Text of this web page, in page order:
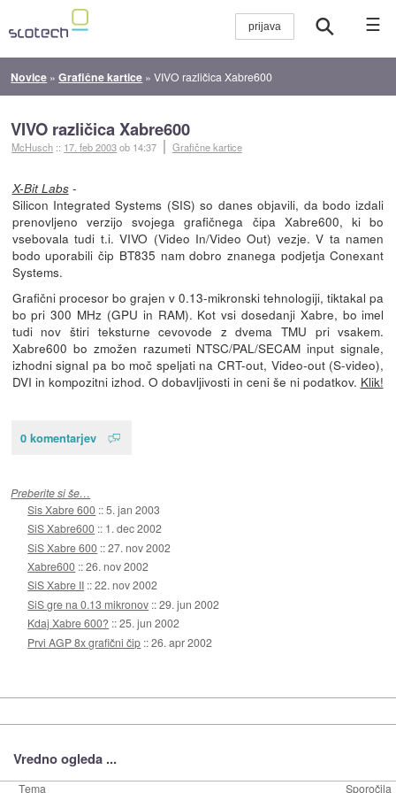
☰
Novice »Grafične kartice »VIVO različica Xabre600
VIVO različica Xabre600
McHusch :: 17. feb 2003ob 14:37 Grafične kartice
X-Bit Labs-
Silicon Integrated Systems (SIS) so danes objavili, da bodo izdali
prenovljeno verzijo svojega grafičnega čipa Xabre600, ki bo
vsebovala tudi t.i. VIVO (Video In/Video Out) vezje. V ta namen
bodo uporabili čip BT835 nam dobro znanega podjetja Conexant
Systems.
Grafični procesor bo grajen v 0.13-mikronski tehnologiji, tiktakal pa
bo pri 300 MHz (GPU in RAM). Kot vsi dosedanji Xabre, bo imel
tudi nov štiri teksturne cevovode z dvema TMU pri vsakem.
Xabre600 bo zmožen razumeti NTSC/PAL/SECAM input signale,
izhodni signal pa bo moč speljati na CRT-out, Video-out (S-video),
DVI in kompozitni izhod. O dobavljivosti in ceni še ni podatkov. Klik!
0 komentarjev
Preberite si še…
Sis Xabre 600 ::5. jan 2003
SiS Xabre600 :: 1. dec 2002
SiS Xabre 600 ::27. nov 2002
Xabre600 ::26. nov 2002
SiS Xabre II ::22. nov 2002
SiS gre na 0.13 mikronov ::29. jun 2002
Kdaj Xabre 600? ::25. jun 2002
Prvi AGP 8x grafični čip ::26. apr 2002
Vredno ogleda ...
Tema Sporočila